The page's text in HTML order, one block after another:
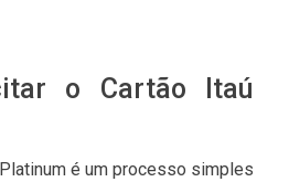
o Cartão Itaú
é um processo simples